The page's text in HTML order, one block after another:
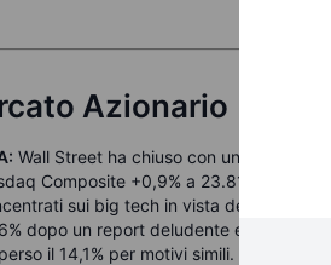
Azionario
Wall Street ha chiuso con una seduta
Composite +0,9% a 23.817,10,
sui big tech in vista della Fed,
dopo un report deludente e
il 14,1% per motivi simili. General